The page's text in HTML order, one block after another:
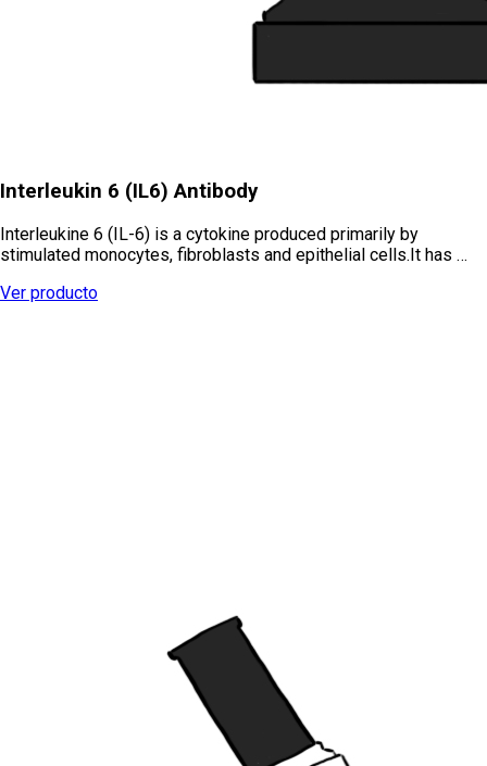
Interleukin 6 (IL6) Antibody
Interleukine 6 (IL-6) is a cytokine produced primarily by
stimulated monocytes, fibroblasts and epithelial cells.It has …
Ver producto